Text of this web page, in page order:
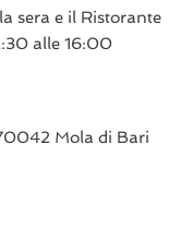
sera e il Ristorante
alle 16:00
Mola di Bari